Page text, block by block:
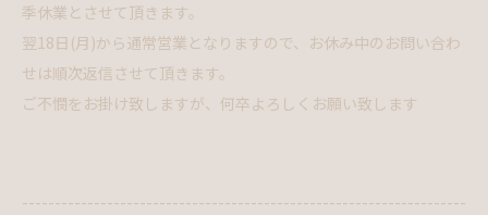
季休業とさせて頂きます。
翌18日(月)から通常営業となりますので、お休み中のお問い合わ
せは順次返信させて頂きます。
ご不憫をお掛け致しますが、何卒よろしくお願い致します
--------------------------------------------------------------------